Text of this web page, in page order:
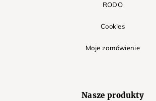
RODO
Cookies
Moje zamówienie
Nasze produkty